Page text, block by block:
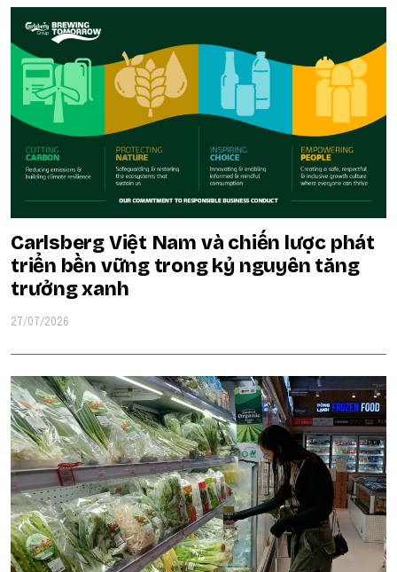
Carlsberg Việt Nam và chiến lược phát
triển bền vững trong kỷ nguyên tăng
trưởng xanh
27/07/2026